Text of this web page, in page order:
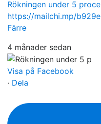
Rökningen under 5
https://mailchi.mp/
Färre
4 månader sedan
Visa på Facebook
· Dela